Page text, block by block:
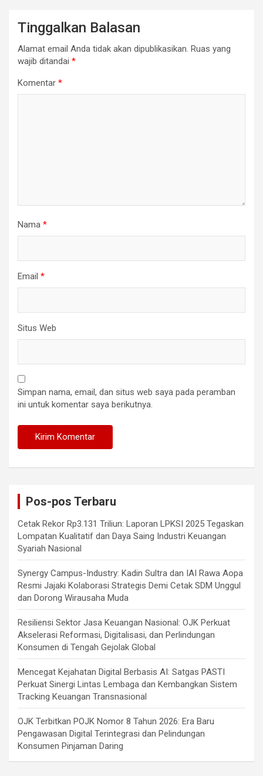
Tinggalkan Balasan
Alamat email Anda tidak akan dipublikasikan. Ruas yang
wajib ditandai *
Komentar *
Nama *
Email *
Situs Web
Simpan nama, email, dan situs web saya pada peramban
ini untuk komentar saya berikutnya.
Pos-pos Terbaru
Cetak Rekor Rp3.131 Triliun: Laporan LPKSI 2025 Tegaskan
Lompatan Kualitatif dan Daya Saing Industri Keuangan
Syariah Nasional
Synergy Campus-Industry: Kadin Sultra dan IAI Rawa Aopa
Resmi Jajaki Kolaborasi Strategis Demi Cetak SDM Unggul
dan Dorong Wirausaha Muda
Resiliensi Sektor Jasa Keuangan Nasional: OJK Perkuat
Akselerasi Reformasi, Digitalisasi, dan Perlindungan
Konsumen di Tengah Gejolak Global
Mencegat Kejahatan Digital Berbasis AI: Satgas PASTI
Perkuat Sinergi Lintas Lembaga dan Kembangkan Sistem
Tracking Keuangan Transnasional
OJK Terbitkan POJK Nomor 8 Tahun 2026: Era Baru
Pengawasan Digital Terintegrasi dan Pelindungan
Konsumen Pinjaman Daring